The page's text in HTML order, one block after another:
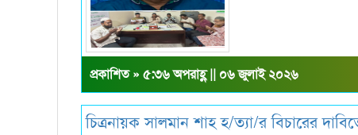
প্রকাশিত » ৫:৩৬ অপরাহ্ণ || ০৬ জুলাই ২০২৬
চিত্রনায়ক সালমান শাহ হ/ত্যা/র বিচারের